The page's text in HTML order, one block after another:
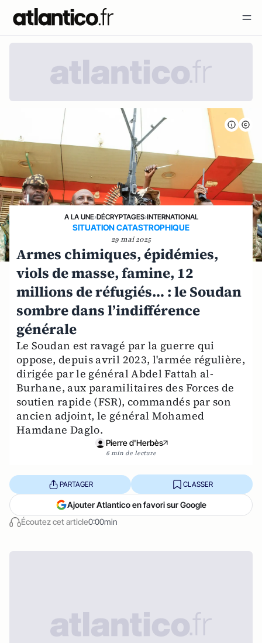
A LA UNE›DÉCRYPTAGES›INTERNATIONAL
SITUATION CATASTROPHIQUE
29 mai 2025
Armes chimiques, épidémies,
viols de masse, famine, 12
millions de réfugiés… : le Soudan
sombre dans l’indifférence
générale
Le Soudan est ravagé par la guerre qui
oppose, depuis avril 2023, l'armée régulière,
dirigée par le général Abdel Fattah al-
Burhane, aux paramilitaires des Forces de
soutien rapide (FSR), commandés par son
ancien adjoint, le général Mohamed
Hamdane Daglo.
Pierre d'Herbès
6 min de lecture
Écoutez cet article0:00min
PARTAGER CLASSER
Ajouter Atlantico en favori sur Google